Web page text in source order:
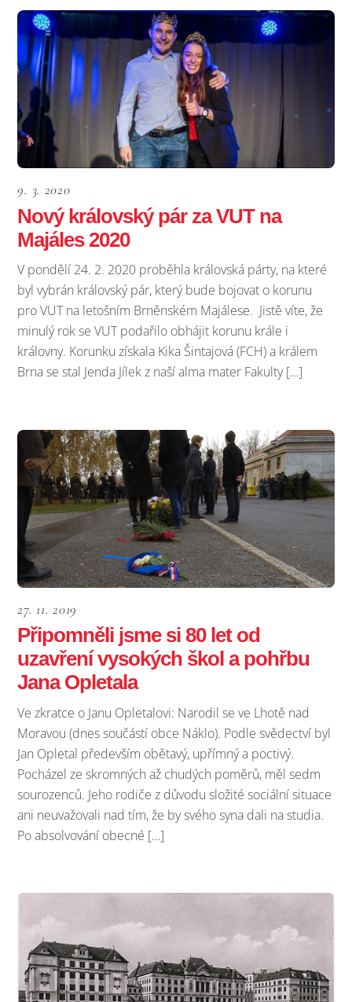
9. 3. 2020
Nový královský pár za VUT na
Majáles 2020
V pondělí 24. 2. 2020 proběhla královská párty, na které
byl vybrán královský pár, který bude bojovat o korunu
pro VUT na letošním Brněnském Majálese. Jistě víte, že
minulý rok se VUT podařilo obhájit korunu krále i
královny. Korunku získala Kika Šintajová (FCH) a králem
Brna se stal Jenda Jílek z naší alma mater Fakulty […]
27. 11. 2019
Připomněli jsme si 80 let od
uzavření vysokých škol a pohřbu
Jana Opletala
Ve zkratce o Janu Opletalovi: Narodil se ve Lhotě nad
Moravou (dnes součástí obce Náklo). Podle svědectví byl
Jan Opletal především obětavý, upřímný a poctivý.
Pocházel ze skromných až chudých poměrů, měl sedm
sourozenců. Jeho rodiče z důvodu složité sociální situace
ani neuvažovali nad tím, že by svého syna dali na studia.
Po absolvování obecné […]